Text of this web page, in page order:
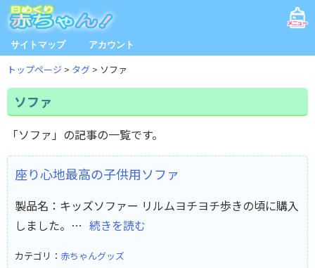
サイトマップ アカウント
トップページ タグ ソファ
ソファ
「ソファ」の記事の一覧です。
座り心地最高の子供用ソファ
製品名：キッズソファー リルムヨチヨチ歩きの頃に購入
しました。… 続きを読む
カテゴリ： 赤ちゃんグッズ